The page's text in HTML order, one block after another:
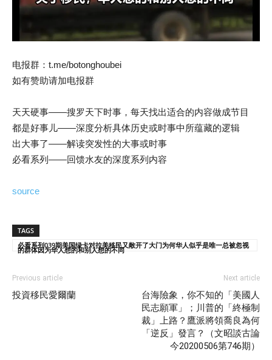
电报群：t.me/botonghoubei
如有赞助请加电报群
天天硬事——搜罗天下时事，每天找出适合的内容做成节目
都是好事儿——深度分析具体历史或时事中所蕴藏的逻辑
出大事了——解读突发性的大事或时事
必看系列——回馈水友的深度系列内容
source
TAGS
必看系列039期美国绿卡对拉美移民又敞开了大门为何华人似乎是唯一总被忽视
的群体因为华人想的和别人想的不同
Previous article
投資移民愛爾蘭
Next article
台海險象，你不知的「美國人
民志願軍」；川普的「終極制
裁」上路？鷹派將領喬良為何
「逆反」發言？（文昭談古論
今20200506第746期）